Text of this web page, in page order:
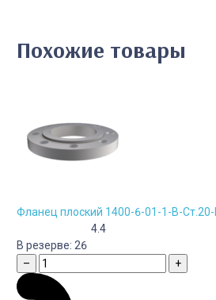
Похожие товары
Фланец плоский 1400-6-01-1-B-
4.4
В резерве: 26
–
+